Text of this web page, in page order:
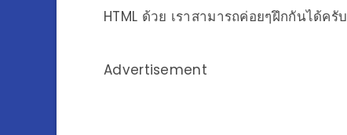
HTML ด้วย เราสามารถค่อยๆฝึกกันได้ครับ
Advertisement